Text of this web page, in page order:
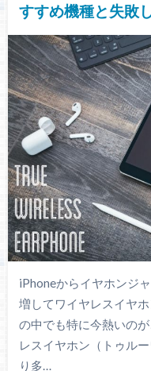
すすめ機種と失敗
iPhoneからイヤホンジ
増してワイヤレスイヤ
の中でも特に今熱いの
レスイヤホン（トゥル
り多…